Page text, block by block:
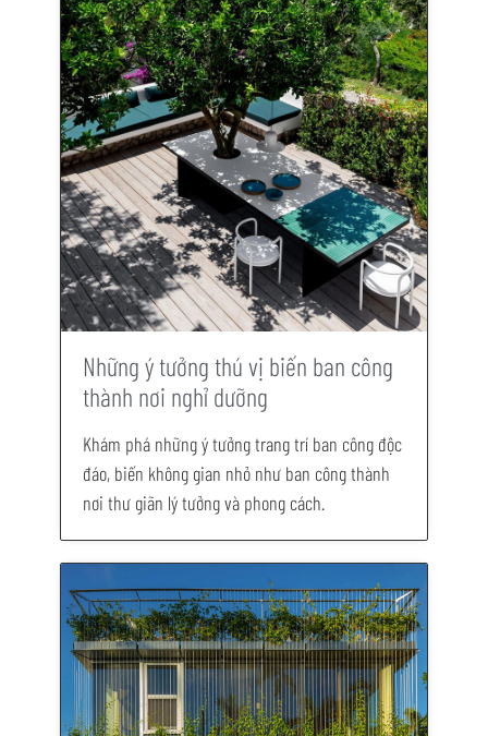
Những ý tưởng thú vị biến ban công
thành nơi nghỉ dưỡng
Khám phá những ý tưởng trang trí ban công độc
đáo, biến không gian nhỏ như ban công thành
nơi thư giãn lý tưởng và phong cách.